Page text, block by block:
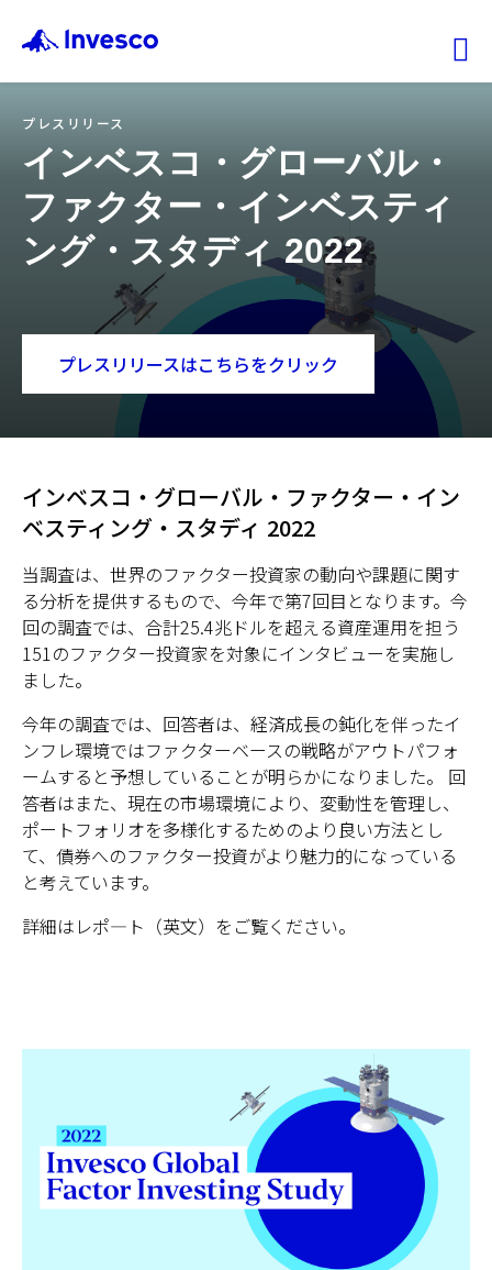
ファンド情報
マーケット情報
投資のヒント
会社情報
機関投資家
プレスリリース
インベスコ・グローバル・
ファクター・インベスティ
ング・スタディ 2022
プレスリリースはこちらをクリック
インベスコ・グローバル・ファクター・イン
ベスティング・スタディ 2022
当調査は、世界のファクター投資家の動向や課題に関す
る分析を提供するもので、今年で第7回目となります。今
回の調査では、合計25.4兆ドルを超える資産運用を担う
151のファクター投資家を対象にインタビューを実施し
ました。
今年の調査では、回答者は、経済成長の鈍化を伴ったイ
ンフレ環境ではファクターベースの戦略がアウトパフォ
ームすると予想していることが明らかになりました。 回
答者はまた、現在の市場環境により、変動性を管理し、
ポートフォリオを多様化するためのより良い方法とし
て、債券へのファクター投資がより魅力的になっている
と考えています。
詳細はレポ―ト（英文）をご覧ください。